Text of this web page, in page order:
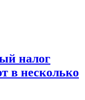
налог
в несколько